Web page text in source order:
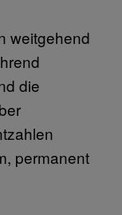
weitgehend
die
permanent